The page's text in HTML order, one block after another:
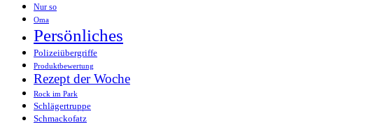
Nur so
Oma
Persönliches
Polizeiübergriffe
Produktbewertung
Rezept der Woche
Rock im Park
Schlägertruppe
Schmackofatz